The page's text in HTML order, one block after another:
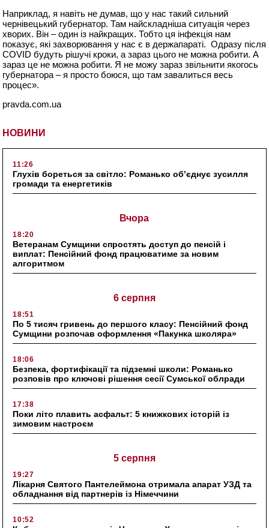
НОВИНИ
11:26
Глухів бореться за світло: Романько об’єднує зусилля
громади та енергетиків
Вчора
18:20
Ветеранам Сумщини спростять доступ до пенсій і
виплат: Пенсійний фонд працюватиме за новим
алгоритмом
6 серпня
18:51
По 5 тисяч гривень до першого класу: Пенсійний фонд
Сумщини розпочав оформлення «Пакунка школяра»
18:06
Безпека, фортифікації та підземні школи: Романько
розповів про ключові рішення сесії Сумської облради
17:38
Поки літо плавить асфальт: 5 книжкових історій із
зимовим настроєм
5 серпня
19:27
Лікарня Святого Пантелеймона отримала апарат УЗД та
обладнання від партнерів із Німеччини
10:52
Наприклад, я навіть не думав, що у нас такий сильний
чернівецький губернатор. Там найскладніша ситуація через
хворих. Він – один із найкращих. Тобто ця інфекція нам
показує, які захворювання у нас є в держапараті. Одразу після
COVID будуть рішучі кроки, а зараз цього не можна робити. А
зараз це не можна робити. Я не можу зараз звільнити якогось
губернатора – я просто боюся, що там завалиться весь
процес».
pravda.com.ua